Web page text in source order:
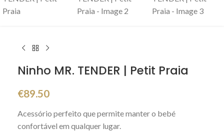
Ninho MR. TENDER | Petit Praia
€89.50
Acessório perfeito que permite manter o bebé
confortável em qualquer lugar.